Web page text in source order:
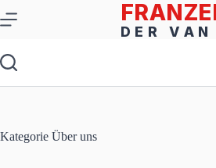
Inhalt
Kategorie Über uns